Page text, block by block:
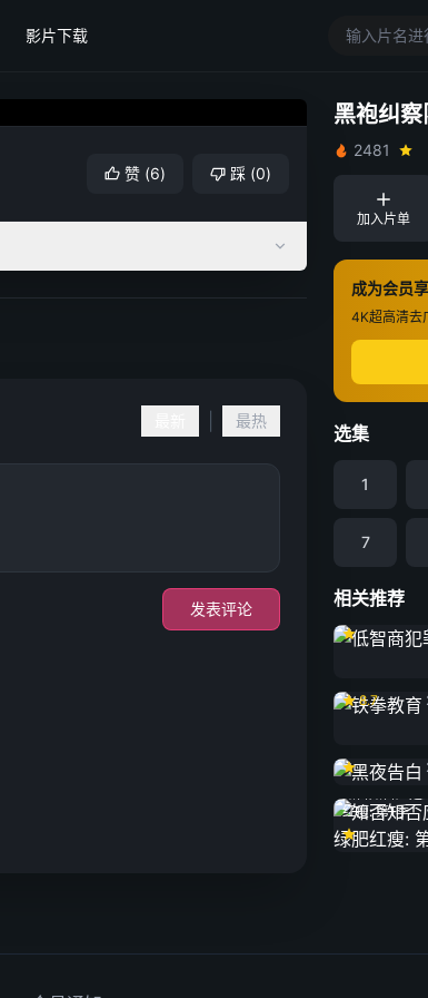
影片下载
赞 (6) 踩 (0)
黑袍纠
2481
加入片单
成为会员
4K超高清去
选集
1
7
相关推荐
低智商犯罪
8.7
红瘦: 第1季
最热
发表评论